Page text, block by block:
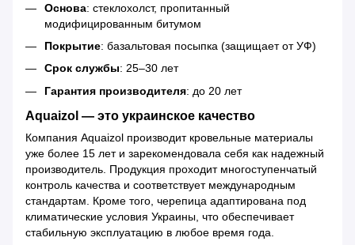
Основа: стеклохолст, пропитанный
модифицированным битумом
Покрытие: базальтовая посыпка (защищает от УФ)
Срок службы: 25–30 лет
Гарантия производителя: до 20 лет
Aquaizol — это украинское качество
Компания Aquaizol производит кровельные материалы
уже более 15 лет и зарекомендовала себя как надежный
производитель. Продукция проходит многоступенчатый
контроль качества и соответствует международным
стандартам. Кроме того, черепица адаптирована под
климатические условия Украины, что обеспечивает
стабильную эксплуатацию в любое время года.